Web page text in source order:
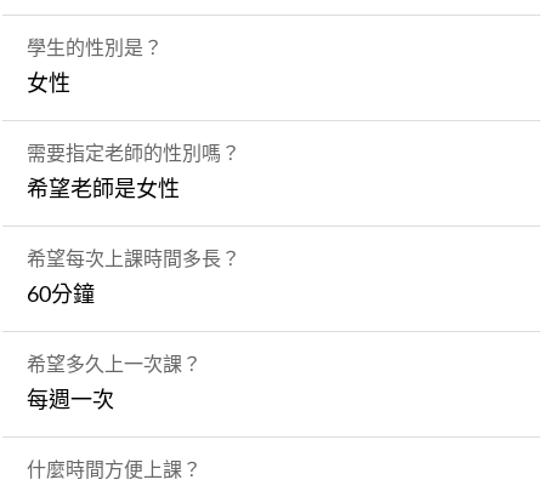
學生的性別是？
女性
需要指定老師的性別嗎？
希望老師是女性
希望每次上課時間多長？
60分鐘
希望多久上一次課？
每週一次
什麼時間方便上課？